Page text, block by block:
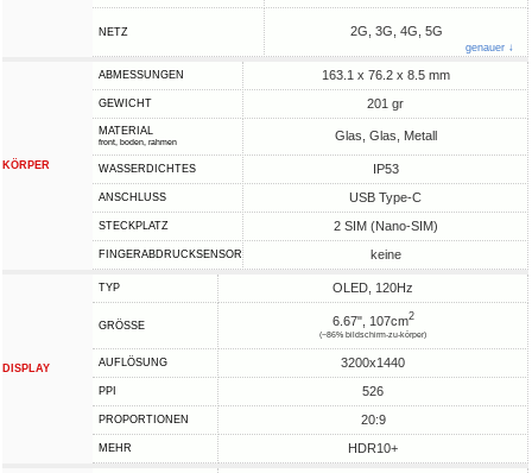
NETZ 2G, 3G, 4G, 5G
genauer ↓
KÖRPER
ABMESSUNGEN 163.1 x 76.2 x 8.5 mm
GEWICHT 201 gr
MATERIAL
front, boden, rahmen Glas, Glas, Metall
WASSERDICHTES IP53
ANSCHLUSS USB Type-C
STECKPLATZ 2 SIM (Nano-SIM)
FINGERABDRUCKSENSOR keine
DISPLAY
TYP OLED, 120Hz
GRÖSSE 6.67", 107cm2
(~86% bildschirm-zu-körper)
AUFLÖSUNG 3200x1440
PPI 526
PROPORTIONEN 20:9
MEHR HDR10+